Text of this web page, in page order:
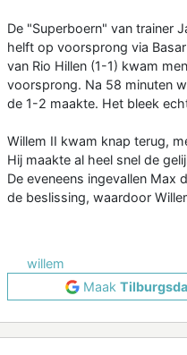
De "Superboern" van trainer
helft op voorsprong via
van Rio Hillen (1-1) kwam
voorsprong. Na 58 minuten
de 1-2 maakte. Het bleek
Willem II kwam knap terug,
Hij maakte al heel snel de
De eveneens ingevallen Max
de beslissing, waardoor
willem
Maak